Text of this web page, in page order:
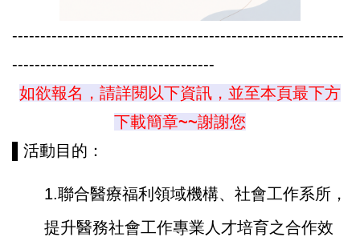
-----------------------------------------------------------
------------------------------------
如欲報名，請詳閱以下資訊，並至本頁最下方
下載簡章~~謝謝您
▌活動目的：
1.聯合醫療福利領域機構、社會工作系所，
提升醫務社會工作專業人才培育之合作效